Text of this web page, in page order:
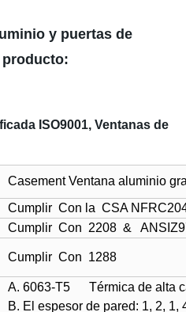
y puertas de
ISO9001, Ventanas de
Casement Ventana aluminio
Cumplir Con la CSA
Cumplir Con 2208 &
Cumplir Con 1288
A. 6063-T5 Térmica de
B. El espesor de pared: 1, 2,